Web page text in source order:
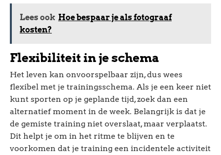
Lees ook Hoe bespaar je als fotograaf
kosten?
Flexibiliteit in je schema
Het leven kan onvoorspelbaar zijn, dus wees
flexibel met je trainingsschema. Als je een keer niet
kunt sporten op je geplande tijd, zoek dan een
alternatief moment in de week. Belangrijk is dat je
de gemiste training niet overslaat, maar verplaatst.
Dit helpt je om in het ritme te blijven en te
voorkomen dat je training een incidentele activiteit